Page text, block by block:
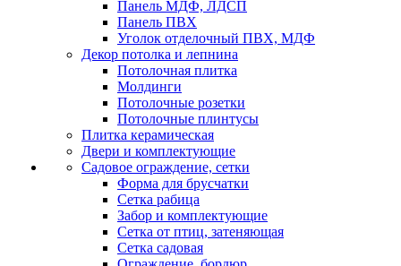
Панель МДФ, ЛДСП
Панель ПВХ
Уголок отделочный ПВХ, МДФ
Декор потолка и лепнина
Потолочная плитка
Молдинги
Потолочные розетки
Потолочные плинтусы
Плитка керамическая
Двери и комплектующие
Садовое ограждение, сетки
Форма для брусчатки
Сетка рабица
Забор и комплектующие
Сетка от птиц, затеняющая
Сетка садовая